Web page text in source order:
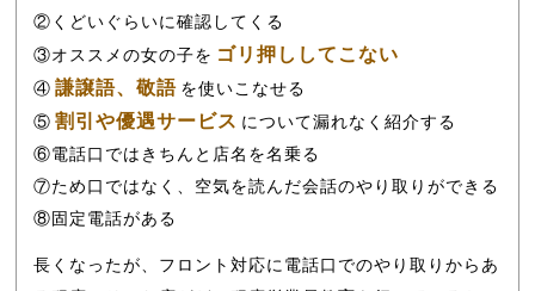
②くどいぐらいに確認してくる
③オススメの女の子を ゴリ押ししてこない
④ 謙譲語、敬語 を使いこなせる
⑤ 割引や優遇サービス について漏れなく紹介する
⑥電話口ではきちんと店名を名乗る
⑦ため口ではなく、空気を読んだ会話のやり取りができる
⑧固定電話がある
長くなったが、フロント対応に電話口でのやり取りからあ